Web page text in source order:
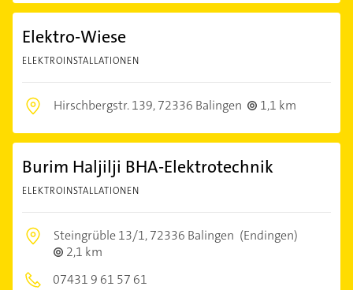
Elektro-Wiese
ELEKTROINSTALLATIONEN
Hirschbergstr. 139,72336 Balingen 1,1 km
Burim Haljilji BHA-Elektrotechnik
ELEKTROINSTALLATIONEN
Steingrüble 13/1,72336 Balingen (Endingen)
2,1 km
07431 9 61 57 61